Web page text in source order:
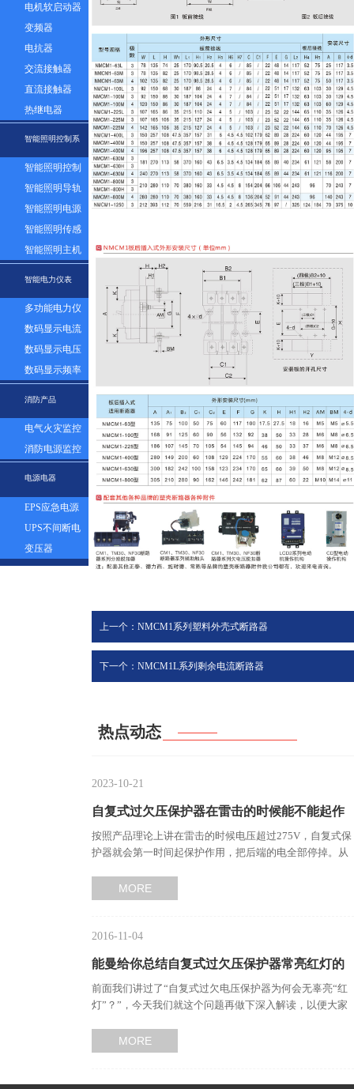
关
电机软启动器
变频器
电抗器
交流接触器
直流接触器
热继电器
智能照明控制系
统
智能照明控制
面板
智能照明导轨
模块
智能照明电源
模块
智能照明传感
器
智能照明主机
智能电力仪表
多功能电力仪
表
数码显示电流
表
数码显示电压
表
数码显示频率
消防产品
电气火灾监控
探测器
消防电源监控
电源电器
EPS应急电源
UPS不间断电
源
变压器
上一个：NMCM1系列塑料外壳式断路器
下一个：NMCM1L系列剩余电流断路器
热点动态
2023-10-21
自复式过欠压保护器在雷击的时候能不能起作
用？…
按照产品理论上讲在雷击的时候电压超过275V，自复式保
护器就会第一时间起保护作用，把后端的电全部停掉。从
MORE
2016-11-04
能曼给你总结自复式过欠压保护器常亮红灯的
原因及解决办法…
前面我们讲过了“自复式过欠电压保护器为何会无辜亮“红
灯”？”，今天我们就这个问题再做下深入解读，以便大家
MORE